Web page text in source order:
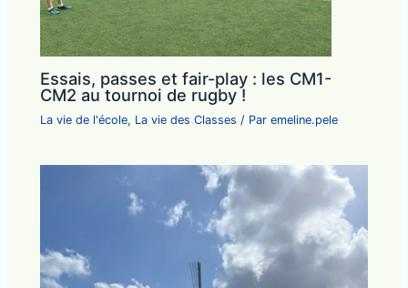
Essais, passes et fair-play : les CM1-
CM2 au tournoi de rugby !
La vie de l'école, La vie des Classes / Paremeline.pele